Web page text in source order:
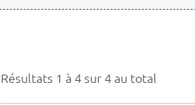
Résultats 1 à 4 sur 4 au total